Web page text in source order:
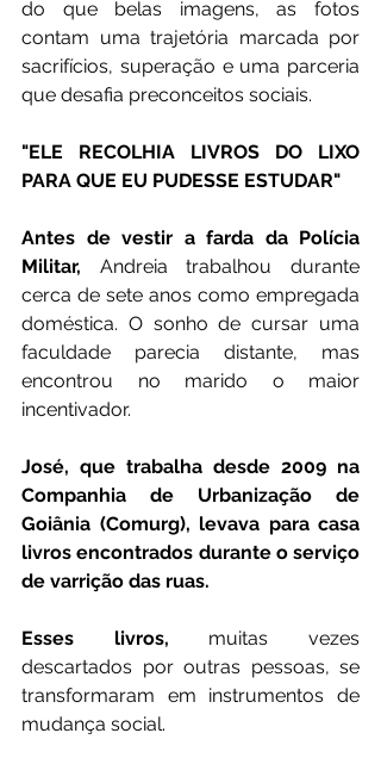
do que belas imagens, as fotos
contam uma trajetória marcada por
sacrifícios, superação e uma parceria
que desafia preconceitos sociais.
"ELE RECOLHIA LIVROS DO LIXO
PARA QUE EU PUDESSE ESTUDAR"
Antes de vestir a farda da Polícia
Militar, Andreia trabalhou durante
cerca de sete anos como empregada
doméstica. O sonho de cursar uma
faculdade parecia distante, mas
encontrou no marido o maior
incentivador.
José, que trabalha desde 2009 na
Companhia de Urbanização de
Goiânia (Comurg), levava para casa
livros encontrados durante o serviço
de varrição das ruas.
Esses livros, muitas vezes
descartados por outras pessoas, se
transformaram em instrumentos de
mudança social.